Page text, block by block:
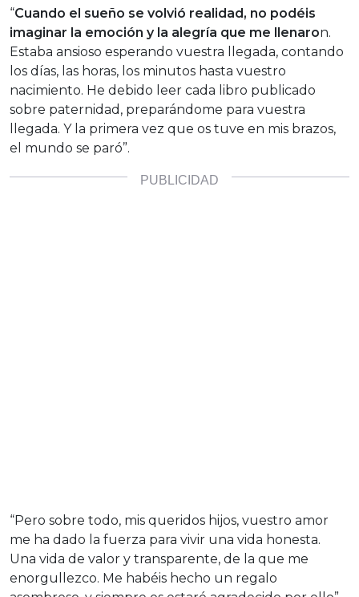
“Cuando el sueño se volvió realidad, no podéis
imaginar la emoción y la alegría que me llenaron.
Estaba ansioso esperando vuestra llegada, contando
los días, las horas, los minutos hasta vuestro
nacimiento. He debido leer cada libro publicado
sobre paternidad, preparándome para vuestra
llegada. Y la primera vez que os tuve en mis brazos,
el mundo se paró”.
“Pero sobre todo, mis queridos hijos, vuestro amor
me ha dado la fuerza para vivir una vida honesta.
Una vida de valor y transparente, de la que me
enorgullezco. Me habéis hecho un regalo